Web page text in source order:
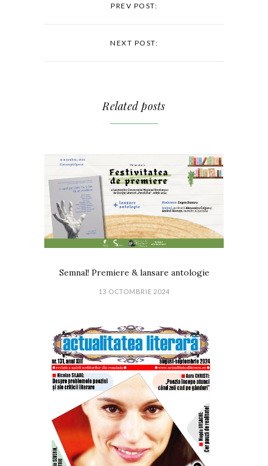
PREV POST:
NEXT POST:
Related posts
Semnal! Premiere & lansare antologie
13 OCTOMBRIE 2024